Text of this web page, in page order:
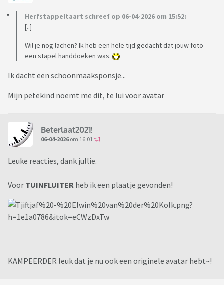
Herfstappeltaart schreef op 06-04-2026 om 15:52:
[..]
Wil je nog lachen? Ik heb een hele tijd gedacht dat jouw foto
een stapel handdoeken was.
Ik dacht een schoonmaaksponsje...
Mijn petekind noemt me dit, te lui voor avatar
Beterlaat2021!
06-04-2026om 16:01
Leuke reacties, dank jullie.
Voor TUINFLUITER heb ik een plaatje gevonden!
KAMPEERDER leuk dat je nu ook een originele avatar hebt~!